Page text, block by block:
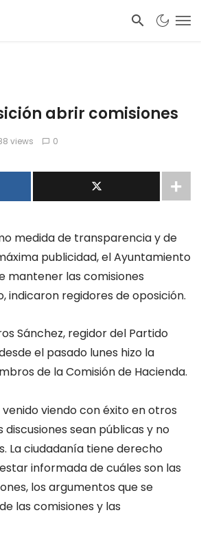
abrir comisiones
views 0
medida de transparencia y de
publicidad, el Ayuntamiento
mantener las comisiones
indicaron regidores de oposición.
Sánchez, regidor del Partido
el pasado lunes hizo la
de la Comisión de Hacienda.
venido viendo con éxito en otros
discusiones sean públicas y no
La ciudadanía tiene derecho
informada de cuáles son las
los argumentos que se
las comisiones y las